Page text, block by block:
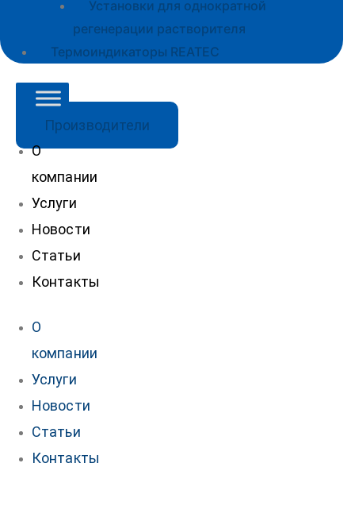
Установки для однократной
регенерации растворителя
Термоиндикаторы REATEC
Производители
О
компании
Услуги
Новости
Статьи
Контакты
О
компании
Услуги
Новости
Статьи
Контакты